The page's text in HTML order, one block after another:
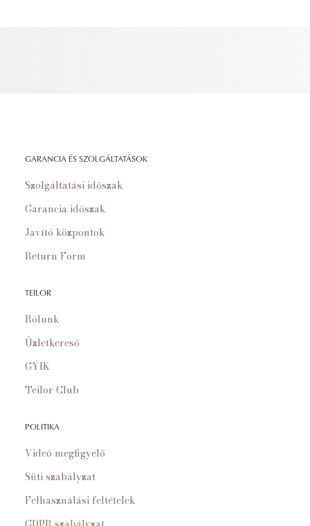
GARANCIA ÉS SZOLGÁLTATÁSOK
Szolgáltatási időszak
Garancia időszak
Javító központok
Return Form
TEILOR
Rólunk
Üzletkereső
GYIK
Teilor Club
POLITIKA
Videó megfigyelő
Süti szabályzat
Felhasználási feltételek